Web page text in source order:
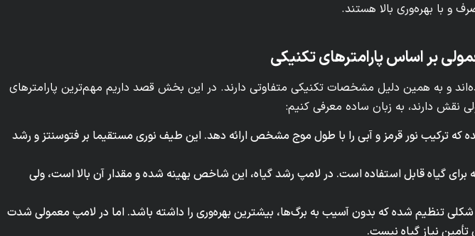
و با بهره‌وری بالا هستند.
بر اساس پارامترهای تکنیکی
و به همین دلیل مشخصات تکنیکی متفاوتی دارند. در این بخش قصد داریم مهم‌ترین پارامترهای
نقش دارند، به زبان ساده معرفی کنیم:
که ترکیب نور قرمز و آبی را با طول موج مشخص ارائه دهد. این طیف نوری مستقیما بر فتوسنتز و رشد
برای گیاه قابل استفاده است. در لامپ رشد گیاه، این شاخص بهینه شده و مقدار آن بالا است، ولی
تنظیم شده که بدون آسیب به برگ‌ها، بیشترین بهره‌وری را داشته باشد. اما در لامپ معمولی شدت
نیاز گیاه نیست.